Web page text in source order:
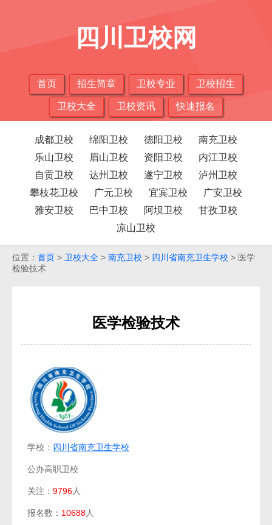
四川卫校网
首页 招生简章 卫校专业 卫校招生
卫校大全 卫校资讯 快速报名
成都卫校 绵阳卫校 德阳卫校
南充卫校
乐山卫校
眉山卫校 资阳卫校
内江卫校
自贡卫校
达州卫校 遂宁卫校
泸州卫校
攀枝花卫校
广元卫校 宜宾卫校
广安卫校
雅安卫校
巴中卫校 阿坝卫校
甘孜卫校
凉山卫校
位置： 首页 > 卫校大全 > 南充卫校 > 四川省南充卫生学校 > 医学
检验技术
医学检验技术
学校： 四川省南充卫生学校
公办高职卫校
关注： 9796人
报名数： 10688人